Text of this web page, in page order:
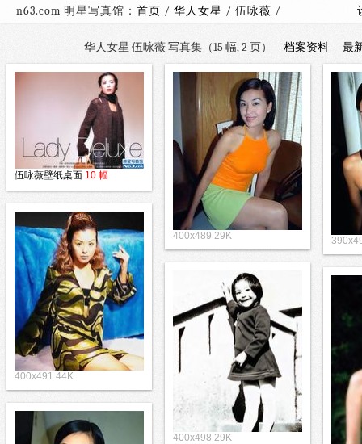
n63.com 明星写真馆： 首页 / 华人女星 / 伍咏薇 /
华人女星 伍咏薇 写真集（15 幅, 2 页） 档案资料 最
伍咏薇壁纸桌面 10 幅
400x489 29K
400x491 44K
400x498 29K